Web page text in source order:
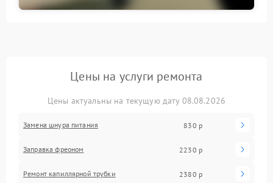
Цены на услуги ремонта
Цены актуальны на текущую дату 08.08.2026
Замена шнура питания 830 р
Заправка фреоном 2230 р
Ремонт капиллярной трубки 2380 р